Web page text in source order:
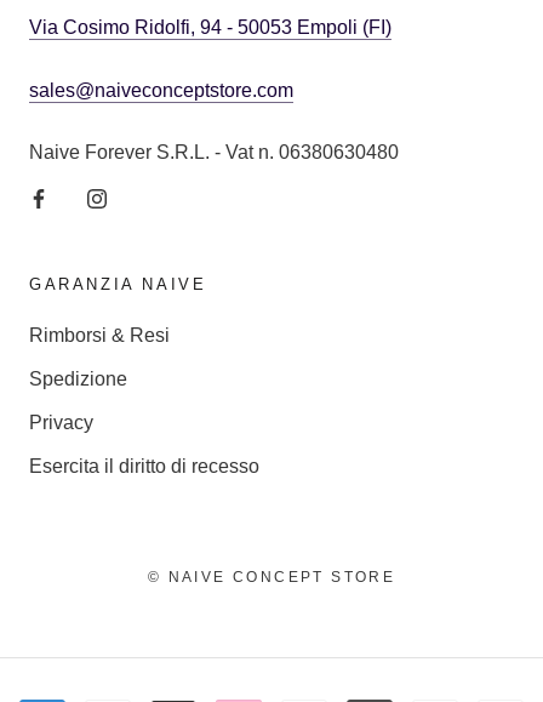
Via Cosimo Ridolfi, 94 - 50053 Empoli (FI)
sales@naiveconceptstore.com
Naive Forever S.R.L. - Vat n. 06380630480
GARANZIA NAIVE
Rimborsi & Resi
Spedizione
Privacy
Esercita il diritto di recesso
© NAIVE CONCEPT STORE